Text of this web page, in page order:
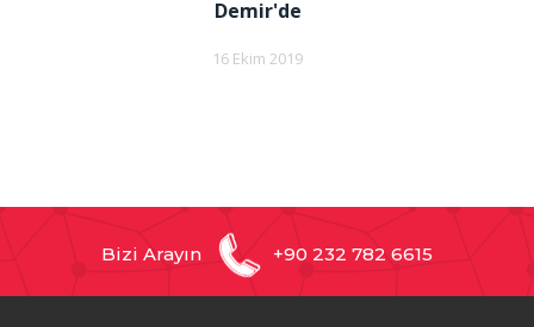
Demir'de
16 Ekim 2019
Bizi Arayın +90 232 782 6615